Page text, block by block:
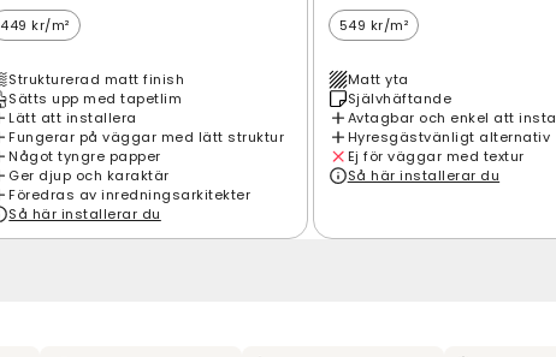
449 kr/m²
Strukturerad matt finish
Sätts upp med tapetlim
Lätt att installera
Fungerar på väggar med lätt struktur
Något tyngre papper
Ger djup och karaktär
Föredras av inredningsarkitekter
Så här installerar du
549 kr/m²
Matt yta
Självhäftande
Avtagbar och enkel att
Hyresgästvänligt alternativ
Ej för väggar med textur
Så här installerar du